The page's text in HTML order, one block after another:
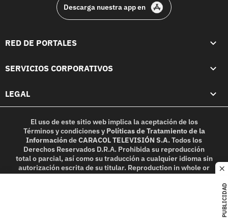
PUBLICIDAD
Descarga nuestra app en
RED DE PORTALES
SERVICIOS CORPORATIVOS
LEGAL
El uso de este sitio web implica la aceptación de los
Términos y condicionesy Políticas de Tratamiento de la
InformacióndeCARACOL TELEVISIÓN S.A.Todos los
Derechos Reservados D.R.A. Prohibida su reproducción
total o parcial, así como su traducción a cualquier idioma sin
autorización escrita de su titular. Reproduction in whole or
in part, or translation without written permission is